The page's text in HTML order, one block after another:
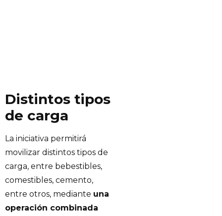
Distintos tipos
de carga
La iniciativa permitirá
movilizar distintos tipos de
carga, entre bebestibles,
comestibles, cemento,
entre otros, mediante una
operación combinada